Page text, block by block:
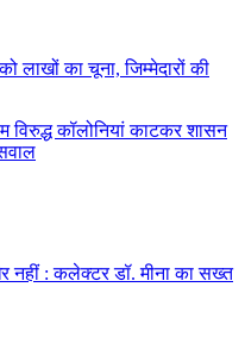
विरुद्ध कॉलोनियां काटकर शासन
नहीं : कलेक्टर डॉ. मीना का सख्त